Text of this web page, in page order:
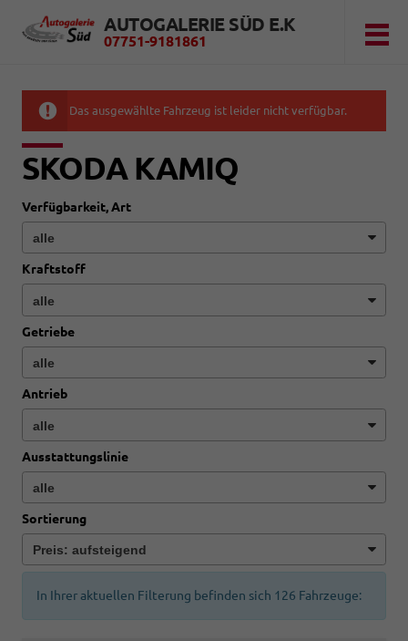
AUTOGALERIE SÜD E.K
07751-9181861
Das ausgewählte Fahrzeug ist leider nicht verfügbar.
SKODA KAMIQ
Verfügbarkeit, Art
Kraftstoff
Getriebe
Antrieb
Ausstattungslinie
Sortierung
In Ihrer aktuellen Filterung befinden sich 126 Fahrzeuge: